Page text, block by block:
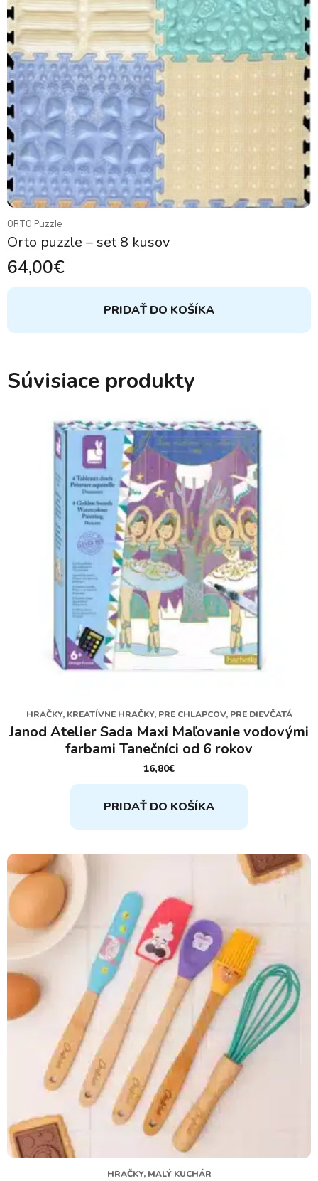
ORTO Puzzle
Orto puzzle – set 8 kusov
64,00€
PRIDAŤ DO KOŠÍKA
Súvisiace produkty
HRAČKY, KREATÍVNE HRAČKY, PRE CHLAPCOV, PRE DIEVČATÁ
Janod Atelier Sada Maxi Maľovanie vodovými
farbami Tanečníci od 6 rokov
16,80€
PRIDAŤ DO KOŠÍKA
HRAČKY, MALÝ KUCHÁR